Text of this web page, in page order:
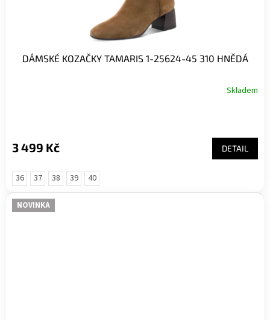
DÁMSKÉ KOZAČKY TAMARIS 1-25624-45 310 HNĚDÁ
Skladem
3 499 Kč DETAIL
36 37 38 39 40
NOVINKA